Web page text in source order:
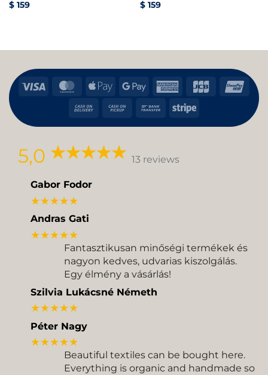
$159
$159
Visa MasterCard
Apple Google American
Express
JCB
Cash
Cash
Bank
Stripe
5,0 13 reviews
Gabor Fodor
★★★★★
Andras Gati
★★★★★
Fantasztikusan minőségi termékek és
nagyon kedves, udvarias kiszolgálás.
Egy élmény a vásárlás!
Szilvia Lukácsné Németh
★★★★★
Péter Nagy
★★★★★
Beautiful textiles can be bought here.
Everything is organic and handmade so